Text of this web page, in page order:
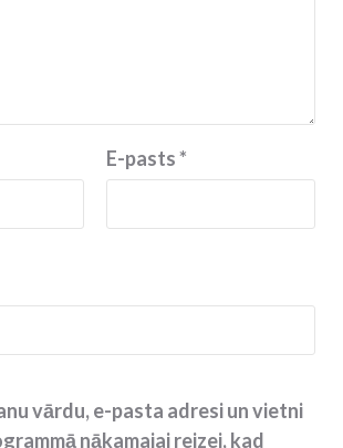
E-pasts*
vārdu, e-pasta adresi un vietni
nākamajai reizei, kad